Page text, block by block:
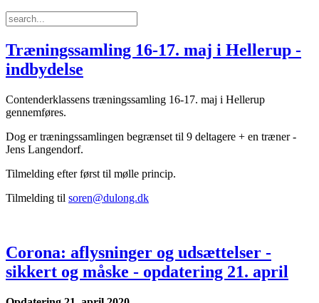
Træningssamling 16-17. maj i Hellerup -
indbydelse
Contenderklassens træningssamling 16-17. maj i Hellerup
gennemføres.
Dog er træningssamlingen begrænset til 9 deltagere + en træner -
Jens Langendorf.
Tilmelding efter først til mølle princip.
Tilmelding til soren@dulong.dk
Corona: aflysninger og udsættelser -
sikkert og måske - opdatering 21. april